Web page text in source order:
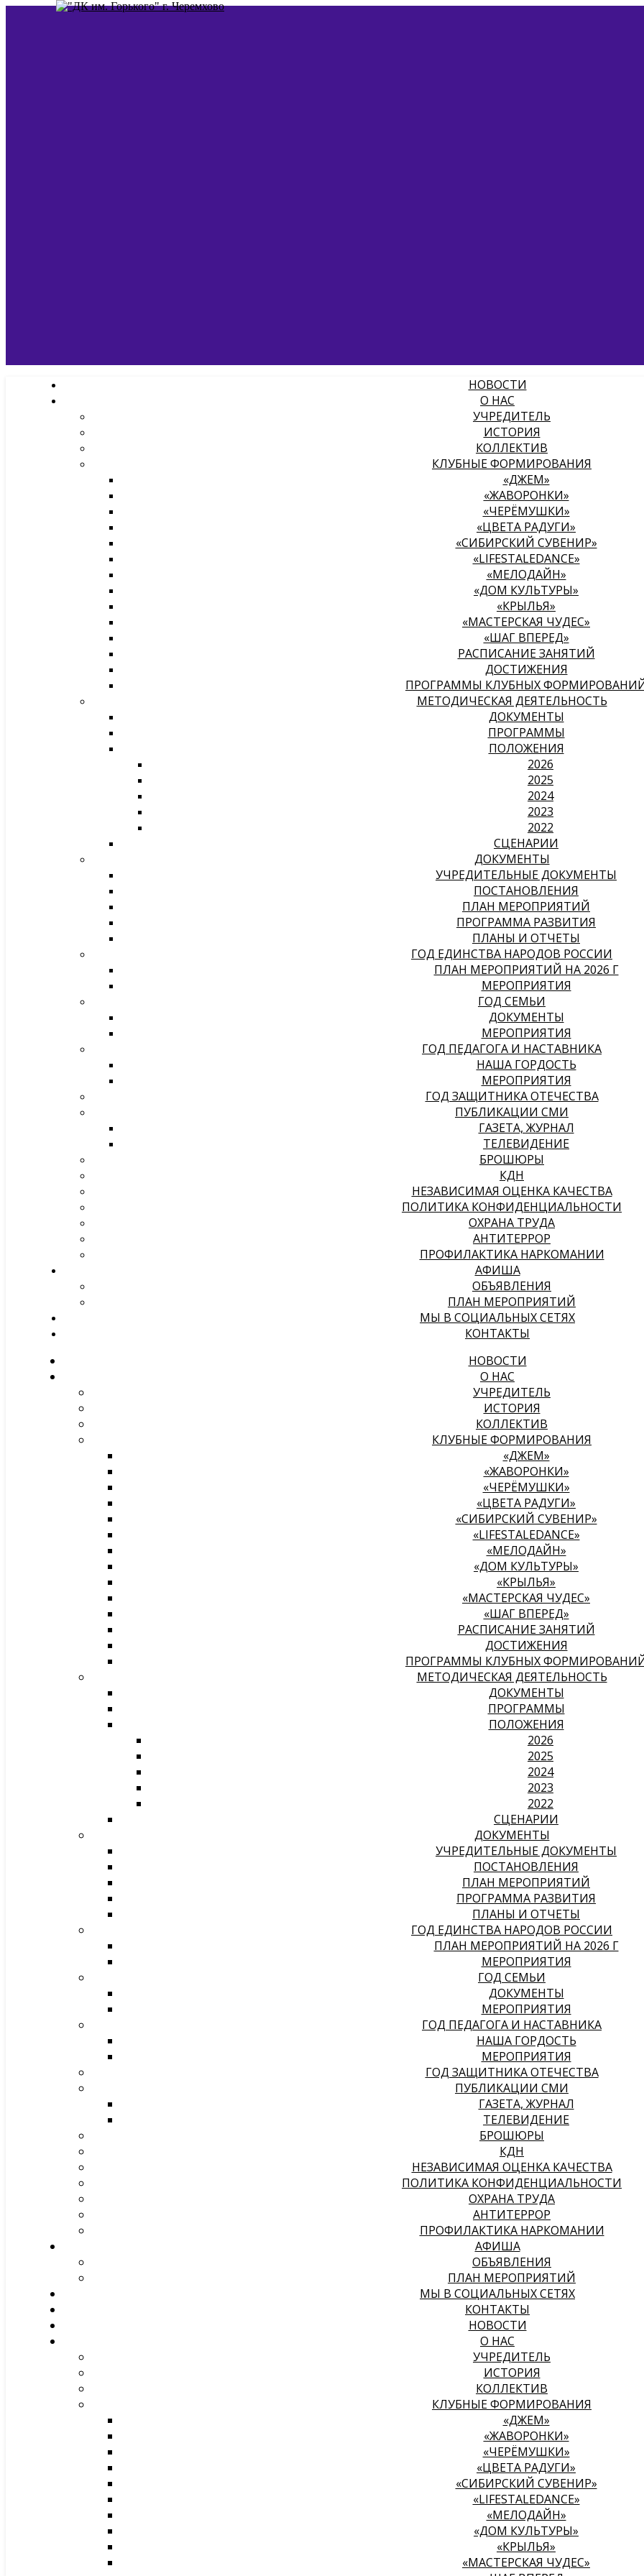
НОВОСТИ
О НАС
УЧРЕДИТЕЛЬ
ИСТОРИЯ
КОЛЛЕКТИВ
КЛУБНЫЕ ФОРМИРОВАНИЯ
«ДЖЕМ»
«ЖАВОРОНКИ»
«ЧЕРЁМУШКИ»
«ЦВЕТА РАДУГИ»
«СИБИРСКИЙ СУВЕНИР»
«LIFESTALEDANCE»
«МЕЛОДАЙН»
«ДОМ КУЛЬТУРЫ»
«КРЫЛЬЯ»
«МАСТЕРСКАЯ ЧУДЕС»
«ШАГ ВПЕРЕД»
РАСПИСАНИЕ ЗАНЯТИЙ
ДОСТИЖЕНИЯ
ПРОГРАММЫ КЛУБНЫХ
МЕТОДИЧЕСКАЯ ДЕЯТЕЛЬНОСТЬ
ДОКУМЕНТЫ
ПРОГРАММЫ
ПОЛОЖЕНИЯ
2026
2025
2024
2023
2022
СЦЕНАРИИ
ДОКУМЕНТЫ
УЧРЕДИТЕЛЬНЫЕ ДОКУМЕНТЫ
ПОСТАНОВЛЕНИЯ
ПЛАН МЕРОПРИЯТИЙ
ПРОГРАММА РАЗВИТИЯ
ПЛАНЫ И ОТЧЕТЫ
ГОД ЕДИНСТВА НАРОДОВ РОССИИ
ПЛАН МЕРОПРИЯТИЙ НА 2026 Г
МЕРОПРИЯТИЯ
ГОД СЕМЬИ
ДОКУМЕНТЫ
МЕРОПРИЯТИЯ
ГОД ПЕДАГОГА И НАСТАВНИКА
НАША ГОРДОСТЬ
МЕРОПРИЯТИЯ
ГОД ЗАЩИТНИКА ОТЕЧЕСТВА
ПУБЛИКАЦИИ СМИ
ГАЗЕТА, ЖУРНАЛ
ТЕЛЕВИДЕНИЕ
БРОШЮРЫ
КДН
НЕЗАВИСИМАЯ ОЦЕНКА КАЧЕСТВА
ПОЛИТИКА КОНФИДЕНЦИАЛЬНОСТИ
ОХРАНА ТРУДА
АНТИТЕРРОР
ПРОФИЛАКТИКА НАРКОМАНИИ
АФИША
ОБЪЯВЛЕНИЯ
ПЛАН МЕРОПРИЯТИЙ
МЫ В СОЦИАЛЬНЫХ СЕТЯХ
КОНТАКТЫ
НОВОСТИ
О НАС
УЧРЕДИТЕЛЬ
ИСТОРИЯ
КОЛЛЕКТИВ
КЛУБНЫЕ ФОРМИРОВАНИЯ
«ДЖЕМ»
«ЖАВОРОНКИ»
«ЧЕРЁМУШКИ»
«ЦВЕТА РАДУГИ»
«СИБИРСКИЙ СУВЕНИР»
«LIFESTALEDANCE»
«МЕЛОДАЙН»
«ДОМ КУЛЬТУРЫ»
«КРЫЛЬЯ»
«МАСТЕРСКАЯ ЧУДЕС»
«ШАГ ВПЕРЕД»
РАСПИСАНИЕ ЗАНЯТИЙ
ДОСТИЖЕНИЯ
ПРОГРАММЫ КЛУБНЫХ
МЕТОДИЧЕСКАЯ ДЕЯТЕЛЬНОСТЬ
ДОКУМЕНТЫ
ПРОГРАММЫ
ПОЛОЖЕНИЯ
2026
2025
2024
2023
2022
СЦЕНАРИИ
ДОКУМЕНТЫ
УЧРЕДИТЕЛЬНЫЕ ДОКУМЕНТЫ
ПОСТАНОВЛЕНИЯ
ПЛАН МЕРОПРИЯТИЙ
ПРОГРАММА РАЗВИТИЯ
ПЛАНЫ И ОТЧЕТЫ
ГОД ЕДИНСТВА НАРОДОВ РОССИИ
ПЛАН МЕРОПРИЯТИЙ НА 2026 Г
МЕРОПРИЯТИЯ
ГОД СЕМЬИ
ДОКУМЕНТЫ
МЕРОПРИЯТИЯ
ГОД ПЕДАГОГА И НАСТАВНИКА
НАША ГОРДОСТЬ
МЕРОПРИЯТИЯ
ГОД ЗАЩИТНИКА ОТЕЧЕСТВА
ПУБЛИКАЦИИ СМИ
ГАЗЕТА, ЖУРНАЛ
ТЕЛЕВИДЕНИЕ
БРОШЮРЫ
КДН
НЕЗАВИСИМАЯ ОЦЕНКА КАЧЕСТВА
ПОЛИТИКА КОНФИДЕНЦИАЛЬНОСТИ
ОХРАНА ТРУДА
АНТИТЕРРОР
ПРОФИЛАКТИКА НАРКОМАНИИ
АФИША
ОБЪЯВЛЕНИЯ
ПЛАН МЕРОПРИЯТИЙ
МЫ В СОЦИАЛЬНЫХ СЕТЯХ
КОНТАКТЫ
НОВОСТИ
О НАС
УЧРЕДИТЕЛЬ
ИСТОРИЯ
КОЛЛЕКТИВ
КЛУБНЫЕ ФОРМИРОВАНИЯ
«ДЖЕМ»
«ЖАВОРОНКИ»
«ЧЕРЁМУШКИ»
«ЦВЕТА РАДУГИ»
«СИБИРСКИЙ СУВЕНИР»
«LIFESTALEDANCE»
«МЕЛОДАЙН»
«ДОМ КУЛЬТУРЫ»
«КРЫЛЬЯ»
«МАСТЕРСКАЯ ЧУДЕС»